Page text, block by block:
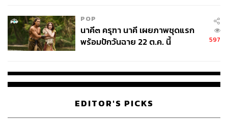
POP
นาคี๓ ครุฑา นาคี เผยภาพชุดแรก
พร้อมปักวันฉาย 22 ต.ค. นี้
597
EDITOR'S PICKS